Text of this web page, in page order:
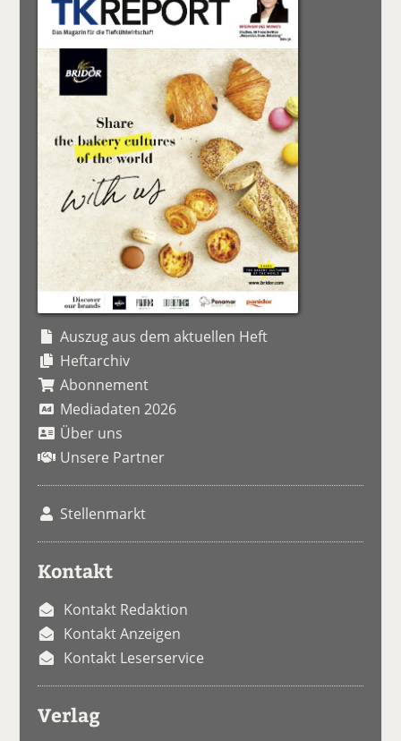
Auszug aus dem aktuellen Heft
Heftarchiv
Abonnement
Mediadaten 2026
Über uns
Unsere Partner
Stellenmarkt
Kontakt
Kontakt Redaktion
Kontakt Anzeigen
Kontakt Leserservice
Verlag